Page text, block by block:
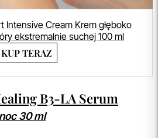
Intensive Cream Krem głęboko
ekstremalnie suchej 100 ml
KUP TERAZ
B3-LA Serum
30 ml